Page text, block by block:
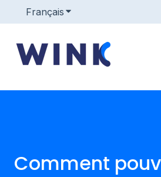
Français Afficher le sous-
Comment